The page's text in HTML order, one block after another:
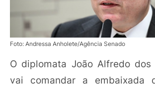
Foto: Andressa Anholete/Agência Senado
O diplomata João Alfredo dos
vai comandar a embaixada